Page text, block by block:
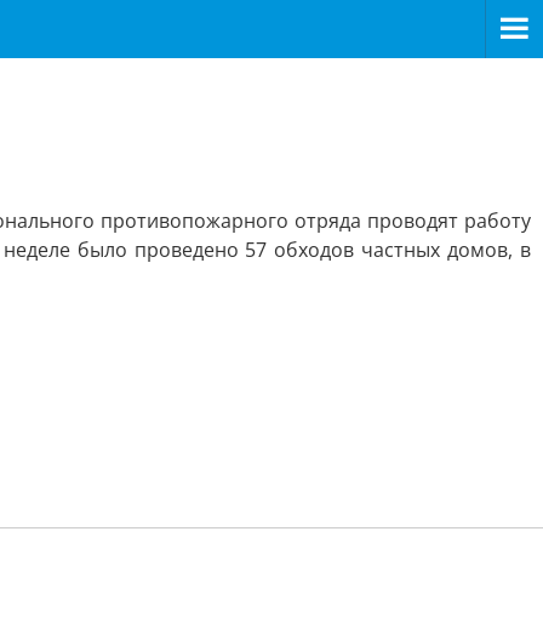
противопожарного отряда проводят работу
было проведено 57 обходов частных домов, в